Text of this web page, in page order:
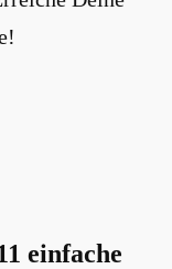
einfache